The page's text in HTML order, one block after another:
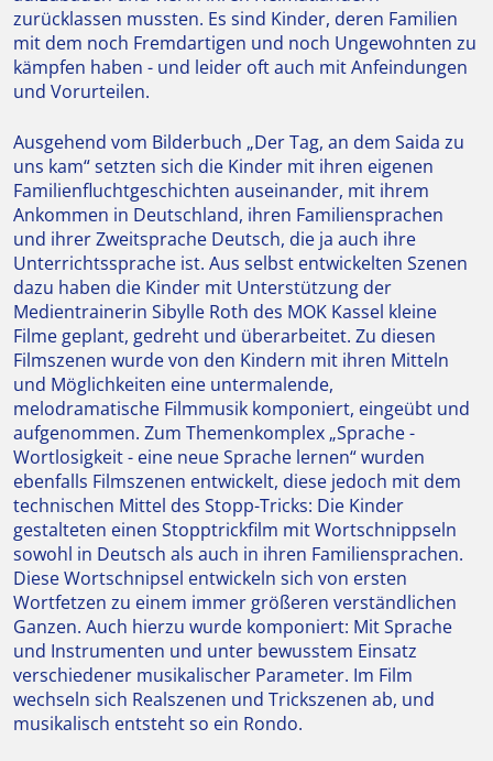
zurücklassen mussten. Es sind Kinder, deren Familien
mit dem noch Fremdartigen und noch Ungewohnten zu
kämpfen haben - und leider oft auch mit Anfeindungen
und Vorurteilen.
Ausgehend vom Bilderbuch „Der Tag, an dem Saida zu
uns kam“ setzten sich die Kinder mit ihren eigenen
Familienfluchtgeschichten auseinander, mit ihrem
Ankommen in Deutschland, ihren Familiensprachen
und ihrer Zweitsprache Deutsch, die ja auch ihre
Unterrichtssprache ist. Aus selbst entwickelten Szenen
dazu haben die Kinder mit Unterstützung der
Medientrainerin Sibylle Roth des MOK Kassel kleine
Filme geplant, gedreht und überarbeitet. Zu diesen
Filmszenen wurde von den Kindern mit ihren Mitteln
und Möglichkeiten eine untermalende,
melodramatische Filmmusik komponiert, eingeübt und
aufgenommen. Zum Themenkomplex „Sprache -
Wortlosigkeit - eine neue Sprache lernen“ wurden
ebenfalls Filmszenen entwickelt, diese jedoch mit dem
technischen Mittel des Stopp-Tricks: Die Kinder
gestalteten einen Stopptrickfilm mit Wortschnippseln
sowohl in Deutsch als auch in ihren Familiensprachen.
Diese Wortschnipsel entwickeln sich von ersten
Wortfetzen zu einem immer größeren verständlichen
Ganzen. Auch hierzu wurde komponiert: Mit Sprache
und Instrumenten und unter bewusstem Einsatz
verschiedener musikalischer Parameter. Im Film
wechseln sich Realszenen und Trickszenen ab, und
musikalisch entsteht so ein Rondo.